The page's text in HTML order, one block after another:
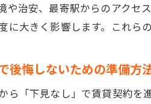
や治安、最寄駅からのアクセ
に大きく影響します。これら
後悔しないための準備方
ら「下見なし」で賃貸契約を